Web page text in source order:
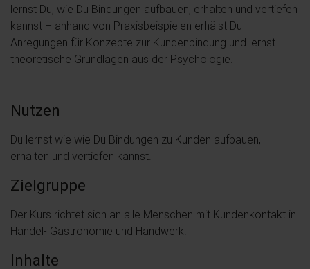
lernst Du, wie Du Bindungen aufbauen, erhalten und vertiefen
kannst – anhand von Praxisbeispielen erhälst Du
Anregungen für Konzepte zur Kundenbindung und lernst
theoretische Grundlagen aus der Psychologie.
Nutzen
Du lernst wie wie Du Bindungen zu Kunden aufbauen,
erhalten und vertiefen kannst.
Zielgruppe
Der Kurs richtet sich an alle Menschen mit Kundenkontakt in
Handel- Gastronomie und Handwerk.
Inhalte